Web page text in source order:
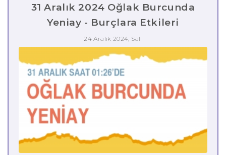
31 Aralık 2024 Oğlak Burcunda
Yeniay - Burçlara Etkileri
24 Aralık 2024, Salı